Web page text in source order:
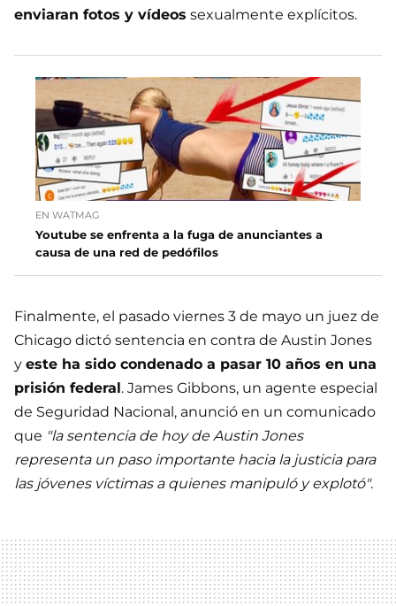
enviaran fotos y vídeos sexualmente explícitos.
EN WATMAG
Youtube se enfrenta a la fuga de anunciantes a
causa de una red de pedófilos
Finalmente, el pasado viernes 3 de mayo un juez de
Chicago dictó sentencia en contra de Austin Jones
y este ha sido condenado a pasar 10 años en una
prisión federal. James Gibbons, un agente especial
de Seguridad Nacional, anunció en un comunicado
que "la sentencia de hoy de Austin Jones
representa un paso importante hacia la justicia para
las jóvenes víctimas a quienes manipuló y explotó".